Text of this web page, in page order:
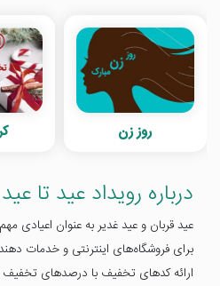
روز زن
درباره رویداد عید تا عید
عید قربان و عید غدیر به عنوان اعیادی
برای فروشگاه‌های اینترنتی و خدمات
ارائه کدهای تخفیف با درصد‌های